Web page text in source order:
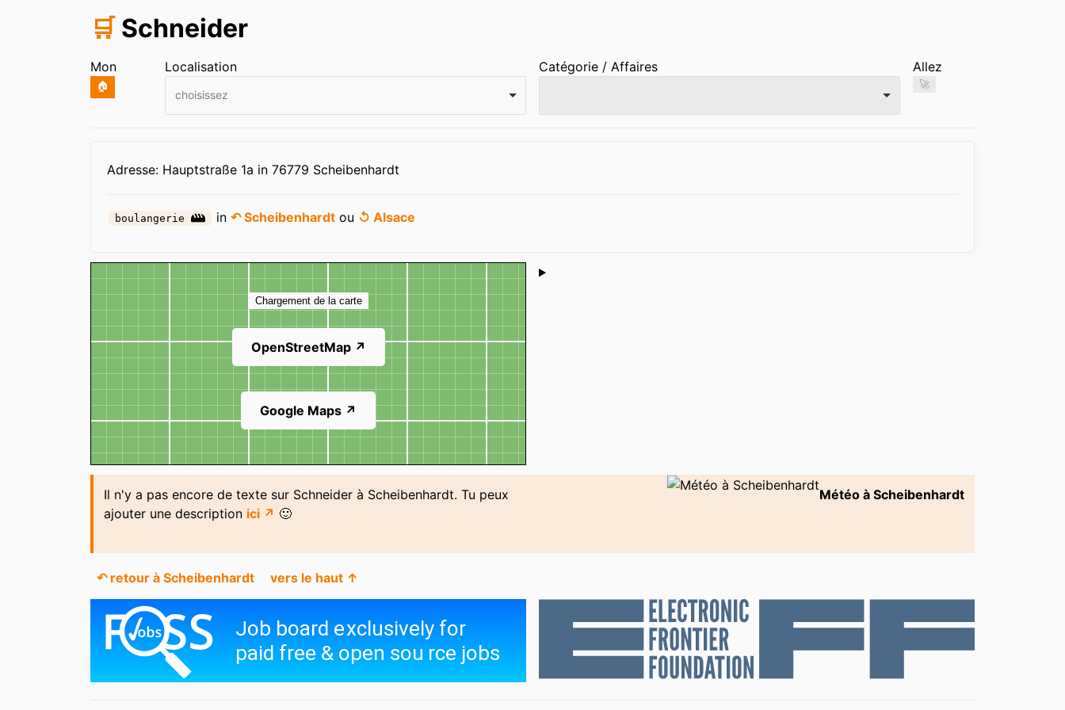
🛒 Schneider
Mon
🏠
Localisation
choisissez
Catégorie / Affaires Allez
🚀
Adresse: Hauptstraße 1a in 76779 Scheibenhardt
boulangerie in↶ Scheibenhardt ou ↺ Alsace
Carte
Chargement de la carte
OpenStreetMap ↗
Google Maps ↗
Shoutbox
Il n'y a pas encore de texte sur Schneider à Scheibenhardt. Tu peux
ajouter une description ici ↗ 🙂
Météo à Scheibenhardt
↶ retour à Scheibenhardt vers le haut ↑